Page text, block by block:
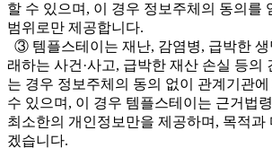
할 수 있으며, 이 경우 정보주체의 동의를
범위로만 제공합니다.
③ 템플스테이는 재난, 감염병, 급박한 생
래하는 사건·사고, 급박한 재산 손실 등의
는 경우 정보주체의 동의 없이 관계기관
수 있으며, 이 경우 템플스테이는 근거법
최소한의 개인정보만을 제공하며, 목적과
겠습니다.